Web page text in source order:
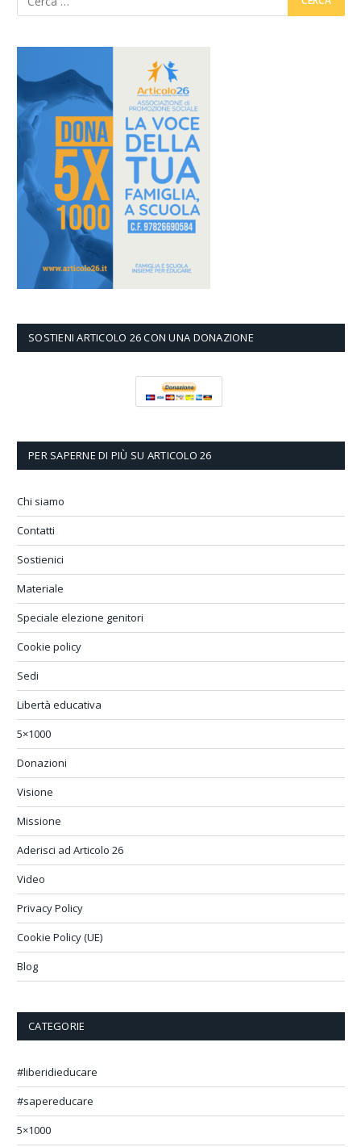
SOSTIENI ARTICOLO 26 CON UNA DONAZIONE
PER SAPERNE DI PIÙ SU ARTICOLO 26
Chi siamo
Contatti
Sostienici
Materiale
Speciale elezione genitori
Cookie policy
Sedi
Libertà educativa
5×1000
Donazioni
Visione
Missione
Aderisci ad Articolo 26
Video
Privacy Policy
Cookie Policy (UE)
Blog
CATEGORIE
#liberidieducare
#sapereducare
5×1000